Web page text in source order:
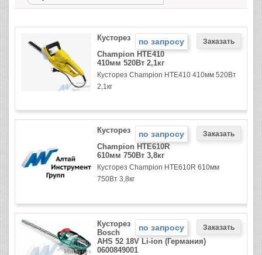
по запросу
Кусторез
Champion HTE410
410мм 520Вт 2,1кг
Кусторез Champion HTE410 410мм 520Вт
2,1кг
по запросу
Кусторез
Champion HTE610R
610мм 750Вт 3,8кг
Кусторез Champion HTE610R 610мм
750Вт 3,8кг
по запросу
Кусторез
Bosch
AHS 52 18V Li-ion (Германия)
0600849001